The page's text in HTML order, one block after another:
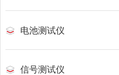
电池测试仪
信号测试仪